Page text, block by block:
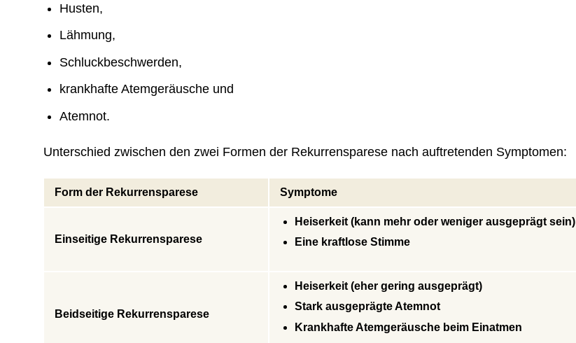
Husten,
Lähmung,
Schluckbeschwerden,
krankhafte Atemgeräusche und
Atemnot.
Unterschied zwischen den zwei Formen der Rekurrensparese nach auftretenden Symptomen:
Form der Rekurrensparese Symptome
Einseitige Rekurrensparese
Heiserkeit (kann mehr oder weniger ausgeprägt sein)
Eine kraftlose Stimme
Beidseitige Rekurrensparese
Heiserkeit (eher gering ausgeprägt)
Stark ausgeprägte Atemnot
Krankhafte Atemgeräusche beim Einatmen